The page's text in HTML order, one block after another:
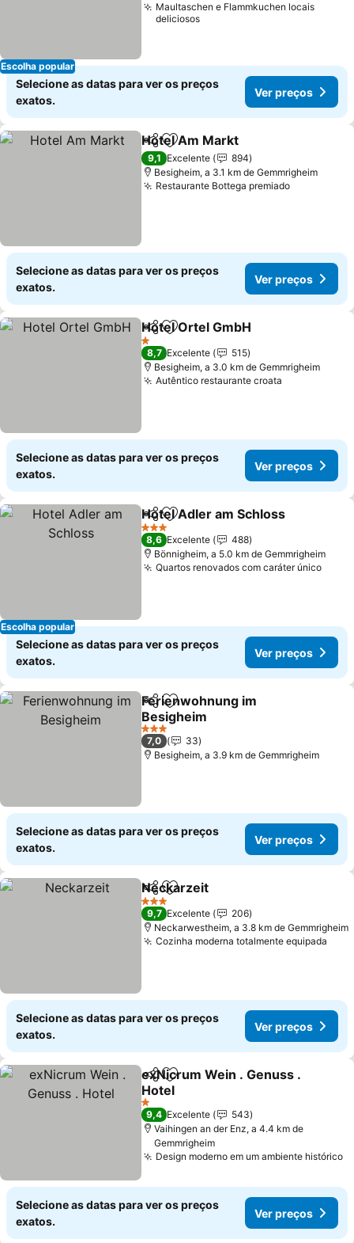
Escolha popular
Maultaschen e Flammkuchen locais
deliciosos
Selecione as datas para ver os preços
exatos.
Ver preços
PartilharAdicionar aos favoritos
Hotel Am Markt
9,1 Excelente
894
Besigheim, a 3.1 km de Gemmrigheim
Restaurante Bottega premiado
Selecione as datas para ver os preços
exatos.
Ver preços
PartilharAdicionar aos favoritos
Hotel Ortel GmbH
1 Estrelas
8,7 Excelente
515
Besigheim, a 3.0 km de Gemmrigheim
Autêntico restaurante croata
Selecione as datas para ver os preços
exatos.
Ver preços
Escolha popular
PartilharAdicionar aos favoritos
Hotel Adler am Schloss
3 Estrelas
8,6 Excelente
488
Bönnigheim, a 5.0 km de Gemmrigheim
Quartos renovados com caráter único
Selecione as datas para ver os preços
exatos.
Ver preços
PartilharAdicionar aos favoritos
Ferienwohnung im
Besigheim
3 Estrelas
7,0
33
Besigheim, a 3.9 km de Gemmrigheim
Selecione as datas para ver os preços
exatos.
Ver preços
PartilharAdicionar aos favoritos
Neckarzeit
3 Estrelas
9,7 Excelente
206
Neckarwestheim, a 3.8 km de Gemmrigheim
Cozinha moderna totalmente equipada
Selecione as datas para ver os preços
exatos.
Ver preços
PartilharAdicionar aos favoritos
exNicrum Wein . Genuss .
Hotel
1 Estrelas
9,4 Excelente
543
Vaihingen an der Enz, a 4.4 km de
Gemmrigheim
Design moderno em um ambiente histórico
Selecione as datas para ver os preços
exatos.
Ver preços